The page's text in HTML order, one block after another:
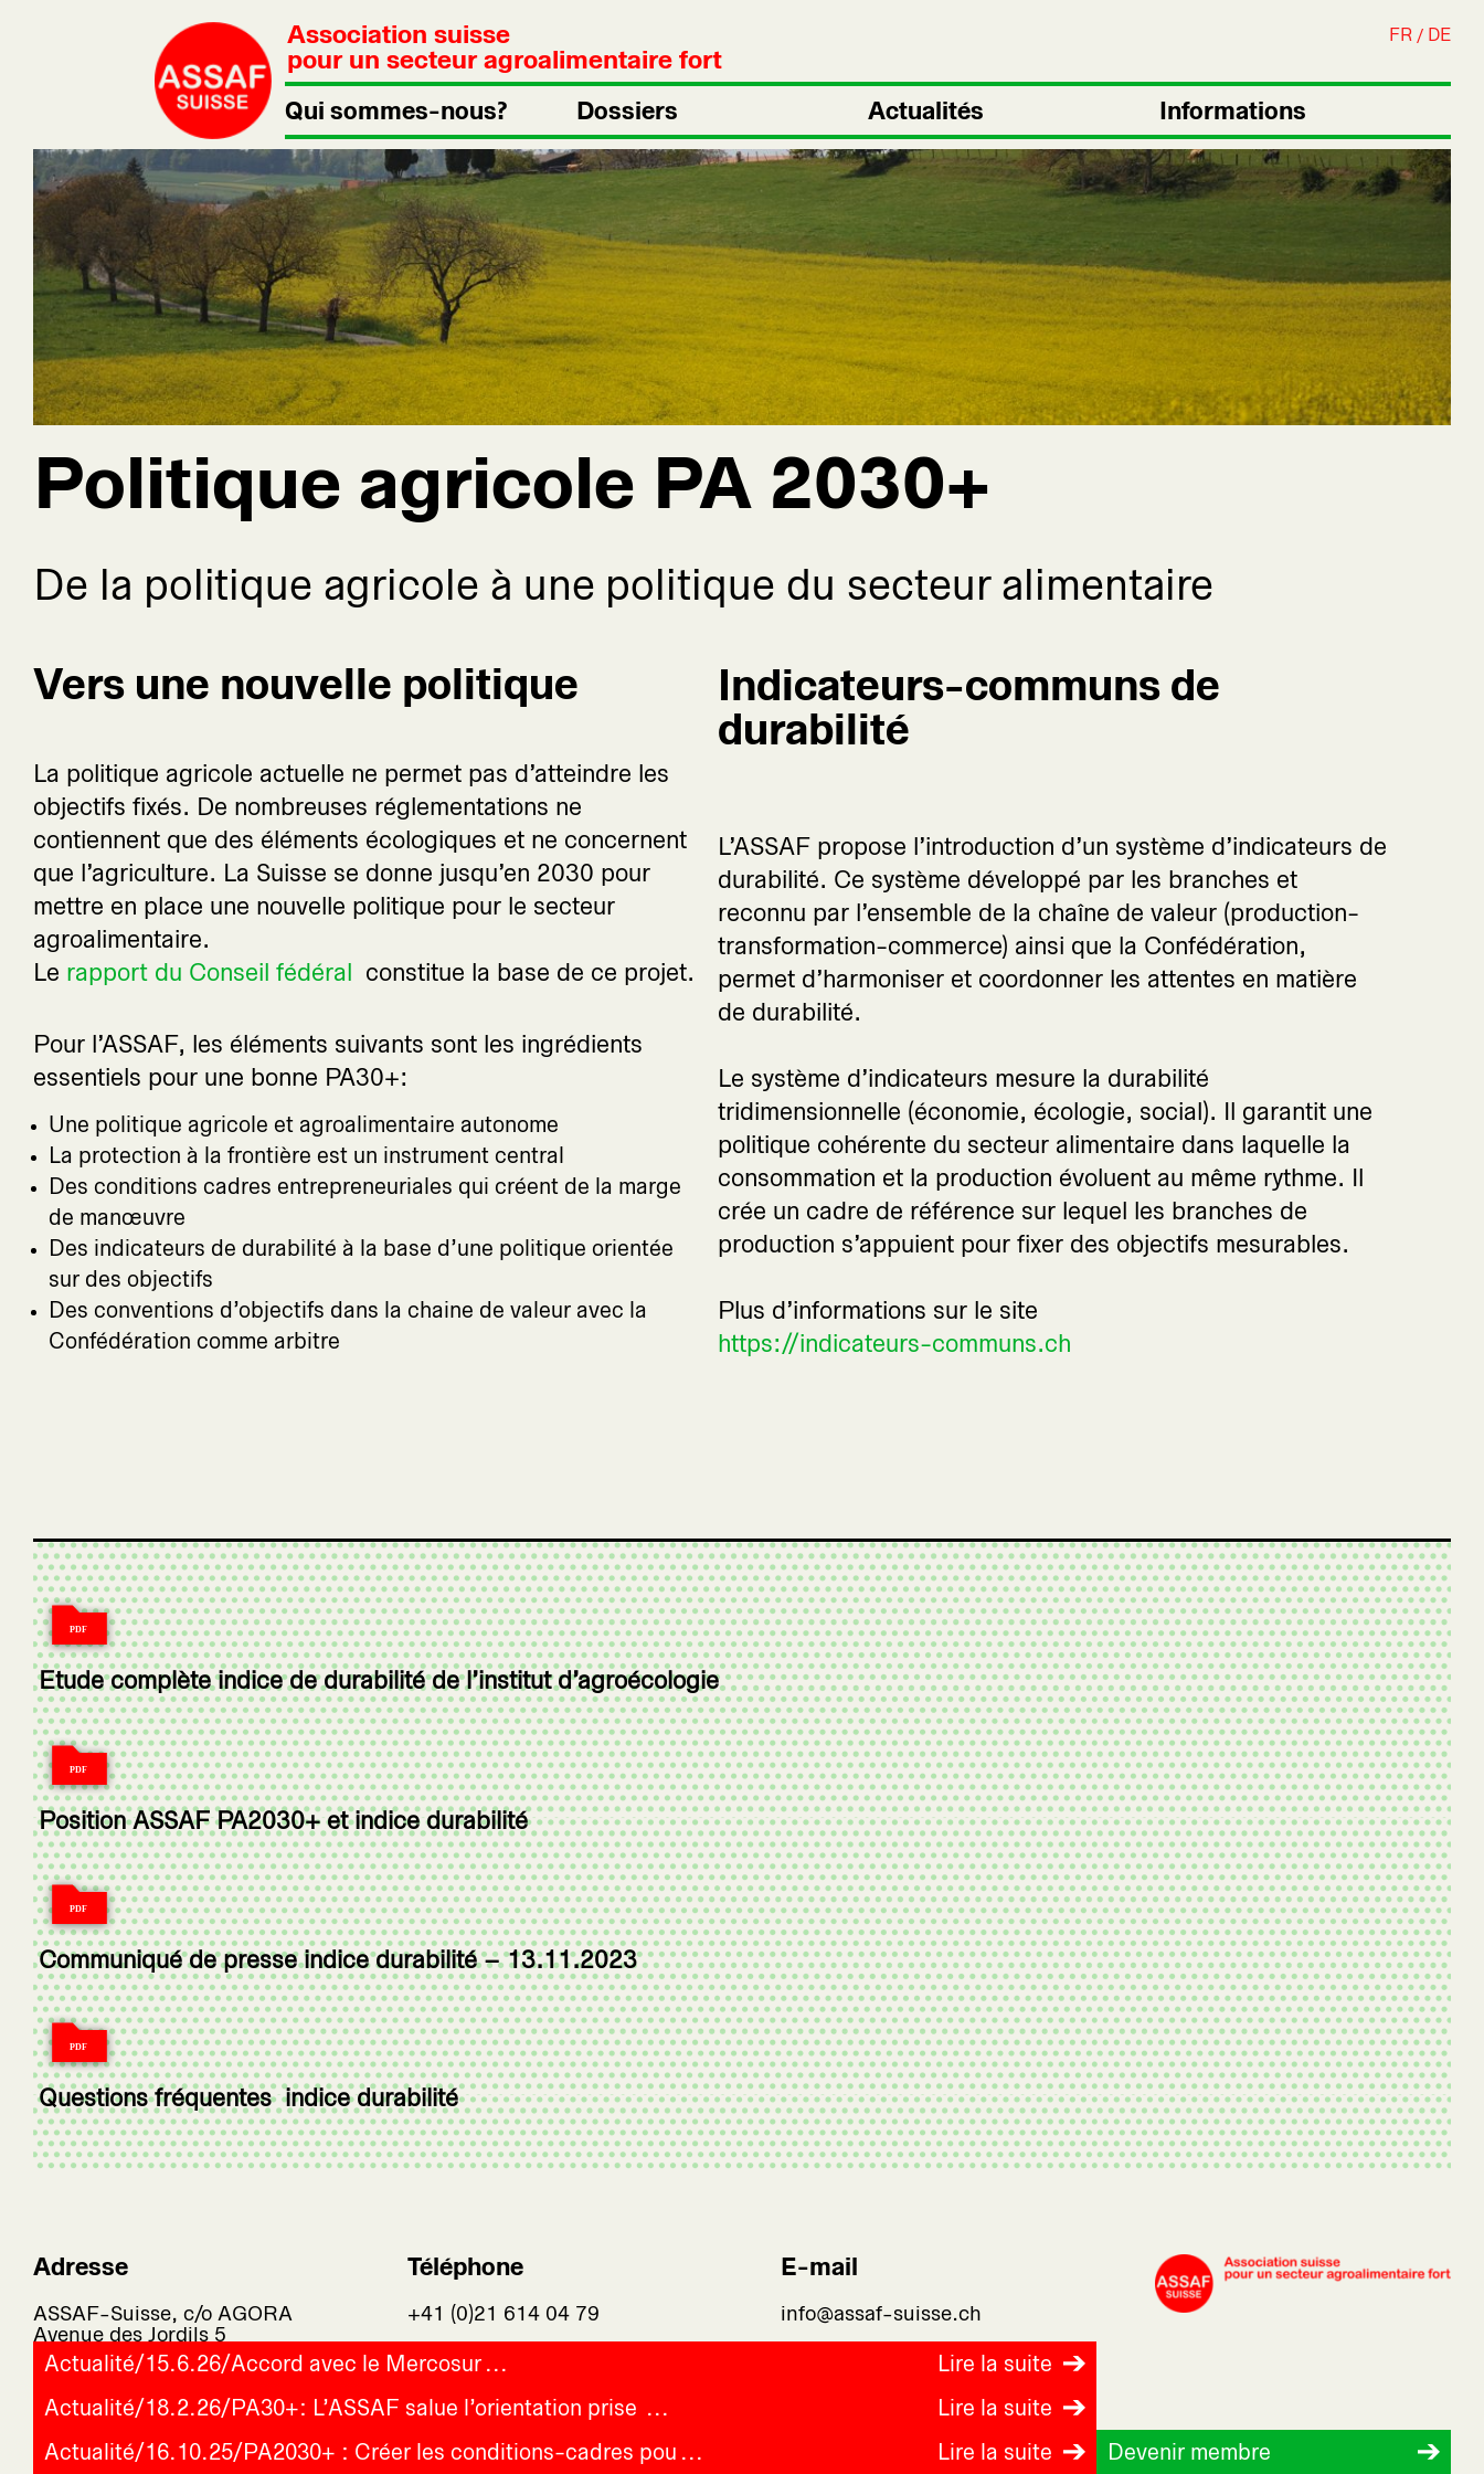
FR DE
Association suisse
pour un secteur agroalimentaire fort
Qui sommes-nous? Dossiers Actualités Informations
Politique agricole PA 2030+
De la politique agricole à une politique du secteur alimentaire
Vers une nouvelle politique
La politique agricole actuelle ne permet pas d’atteindre les
objectifs fixés. De nombreuses réglementations ne
contiennent que des éléments écologiques et ne concernent
que l’agriculture. La Suisse se donne jusqu’en 2030 pour
mettre en place une nouvelle politique pour le secteur
agroalimentaire.
Le rapport du Conseil fédéral constitue la base de ce projet.
Pour l’ASSAF, les éléments suivants sont les ingrédients
essentiels pour une bonne PA30+:
Une politique agricole et agroalimentaire autonome
La protection à la frontière est un instrument central
Des conditions cadres entrepreneuriales qui créent de la marge
de manœuvre
Des indicateurs de durabilité à la base d’une politique orientée
sur des objectifs
Des conventions d’objectifs dans la chaine de valeur avec la
Confédération comme arbitre
Indicateurs-communs de
durabilité
L’ASSAF propose l’introduction d’un système d’indicateurs de
durabilité. Ce système développé par les branches et
reconnu par l’ensemble de la chaîne de valeur (production-
transformation-commerce) ainsi que la Confédération,
permet d’harmoniser et coordonner les attentes en matière
de durabilité.
Le système d’indicateurs mesure la durabilité
tridimensionnelle (économie, écologie, social). Il garantit une
politique cohérente du secteur alimentaire dans laquelle la
consommation et la production évoluent au même rythme. Il
crée un cadre de référence sur lequel les branches de
production s’appuient pour fixer des objectifs mesurables.
Plus d’informations sur le site
https://indicateurs-communs.ch
Etude complète indice de durabilité de l’institut d’agroécologie
Position ASSAF PA2030+ et indice durabilité
Communiqué de presse indice durabilité – 13.11.2023
Questions fréquentes indice durabilité
Actualité/15.6.26/Accord avec le Mercosur
Lire la suite
Actualité/18.2.26/PA30+: L’ASSAF salue l’orientation prise
Lire la suite
Actualité/16.10.25/PA2030+ : Créer les conditions-cadres pou Lire la suite Devenir membre
Adresse
ASSAF-Suisse, c/o AGORA
Avenue des Jordils 5
1006 Lausanne
Suisse
Téléphone
+41 (0)21 614 04 79
E-mail
info@assaf-suisse.ch